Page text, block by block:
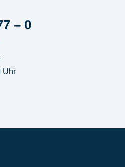
– 0
Uhr